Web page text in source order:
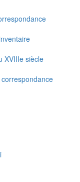
XVIIIe siècle